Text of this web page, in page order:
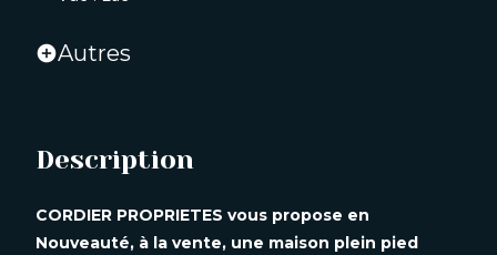
add_circleAutres
Description
CORDIER PROPRIETES vous propose en
Nouveauté, à la vente, une maison plein pied